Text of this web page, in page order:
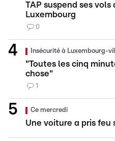
TAP suspend ses
Luxembourg
0
Insécurité à Luxembourg-
"Toutes les cinq
chose"
1
Ce mercredi
Une voiture a pris feu